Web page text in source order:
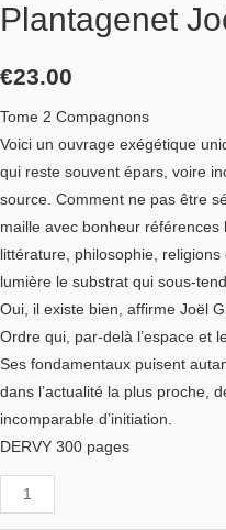
Plantagenet
€23.00
Tome 2 Compagnons
Voici un ouvrage exégétique
qui reste souvent épars, voire
source. Comment ne pas être
maille avec bonheur références
littérature, philosophie,
lumière le substrat qui sous-
Oui, il existe bien, affirme Joël
Ordre qui, par-delà l’espace et
Ses fondamentaux puisent
dans l’actualité la plus proche,
incomparable d’initiation.
DERVY 300 pages